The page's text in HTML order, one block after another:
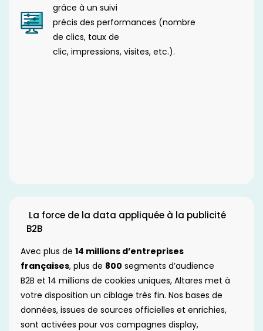
grâce à un suivi
précis des performances (nombre
de clics, taux de
clic, impressions, visites, etc.).
La force de la data appliquée à la publicité
B2B
Avec plus de 14 millions d’entreprises
françaises, plus de 800 segments d’audience
B2B et 14 millions de cookies uniques, Altares met à
votre disposition un ciblage très fin. Nos bases de
données, issues de sources officielles et enrichies,
sont activées pour vos campagnes display,